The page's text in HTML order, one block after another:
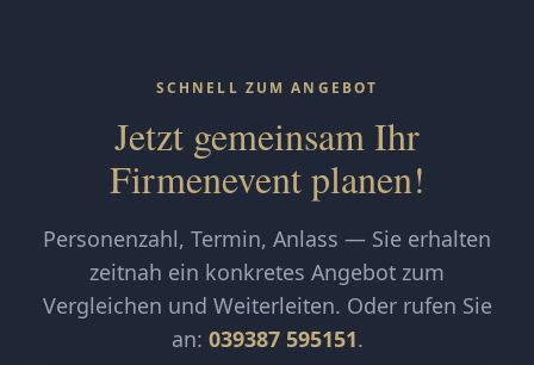
SCHNELL ZUM ANGEBOT
Jetzt gemeinsam Ihr
Firmenevent planen!
Personenzahl, Termin, Anlass — Sie erhalten
zeitnah ein konkretes Angebot zum
Vergleichen und Weiterleiten. Oder rufen Sie
an: 039387 595151.